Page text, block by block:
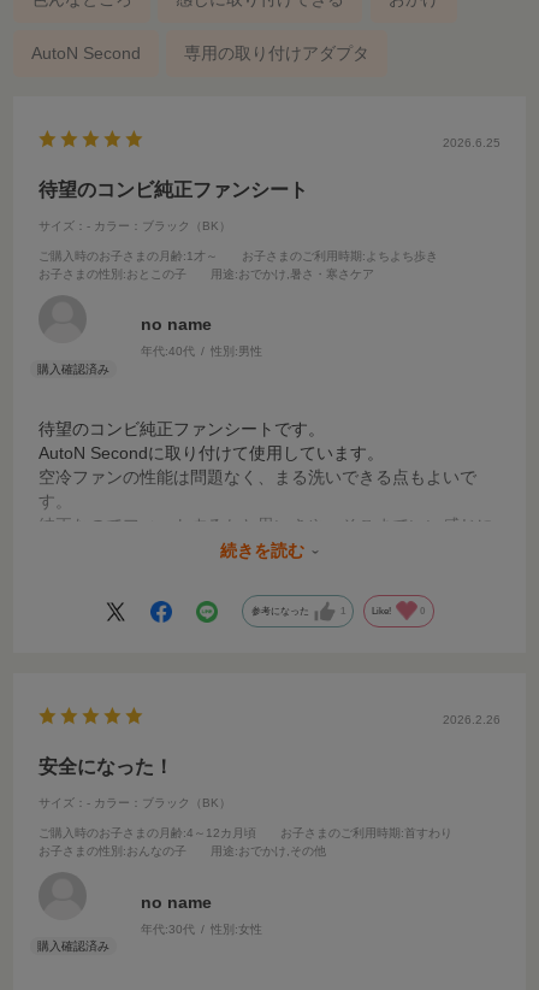
AutoN Second 専用の取り付けアダプタ
2026.6.25
待望のコンビ純正ファンシート
サイズ：- カラー：ブラック（BK）
ご購入時のお子さまの月齢:1才～ お子さまのご利用時期 :よちよち歩き
お子さまの性別 :おとこの子 用途:おでかけ,暑さ・寒さケア
no name
年代:40代 性別:男性
待望のコンビ純正ファンシートです。
AutoN Secondに取り付けて使用しています。
空冷ファンの性能は問題なく、まる洗いできる点もよいで
す。
純正なのでフィットするかと思いきや、そこまでいい感じに
取り付けできるわけではありませんでした。
あればよかったなと思っています。
続きを読む
参考になった 1 Like! 0
2026.2.26
安全になった！
サイズ：- カラー：ブラック（BK）
ご購入時のお子さまの月齢:4～12カ月頃 お子さまのご利用時期 :首すわり
お子さまの性別 :おんなの子 用途:おでかけ,その他
no name
年代:30代 性別:女性